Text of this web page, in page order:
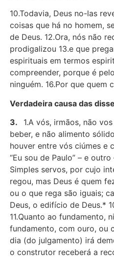
10.Todavia, Deus no-las
coisas que há no homem,
de Deus. 12.Ora, nós não
prodigalizou 13.e que
espirituais em termos
compreender, porque é
ninguém. 16.Por que quem
Verdadeira causa das
3. 1.A vós, irmãos, não
beber, e não alimento
houver entre vós ciúmes e
“Eu sou de Paulo” – e
Simples servos, por cujo
regou, mas Deus é quem
ou o que rega são iguais;
Deus, o edi­fício de Deus.*
11.Quanto ao fundamento,
fundamento, com ouro, ou
dia (do julgamento) irá
o cons­trutor receberá a